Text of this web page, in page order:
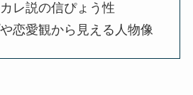
レ説の信ぴょう性
恋愛観から見える人物像